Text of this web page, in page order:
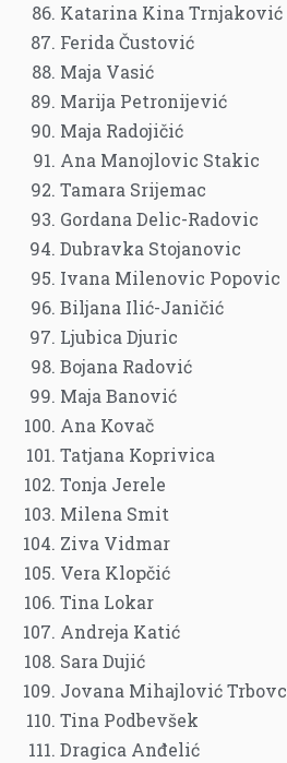
Katarina Kina Trnjaković
Ferida Čustović
Maja Vasić
Marija Petronijević
Maja Radojičić
Ana Manojlovic Stakic
Tamara Srijemac
Gordana Delic-Radovic
Dubravka Stojanovic
Ivana Milenovic Popovic
Biljana Ilić-Janičić
Ljubica Djuric
Bojana Radović
Maja Banović
Ana Kovač
Tatjana Koprivica
Tonja Jerele
Milena Smit
Ziva Vidmar
Vera Klopčić
Tina Lokar
Andreja Katić
Sara Dujić
Jovana Mihajlović Trbovc
Tina Podbevšek
Dragica Anđelić